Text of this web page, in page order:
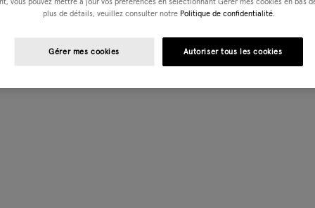
vous pouvez mettre à jour vos préférences en sélectionnant Gérer mes cookies en bas
plus de détails, veuillez consulter notre Politique de confidentialité.
Gérer mes cookies Autoriser tous les cookies